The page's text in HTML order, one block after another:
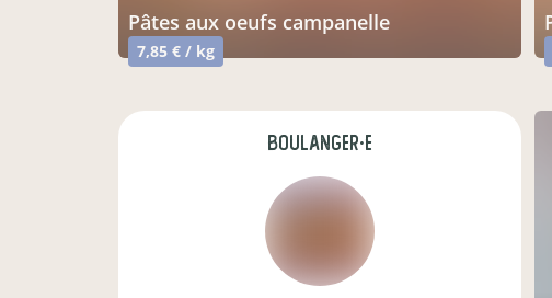
pâtes aux oeufs campanelle
7,85 € / kg
boulanger·e